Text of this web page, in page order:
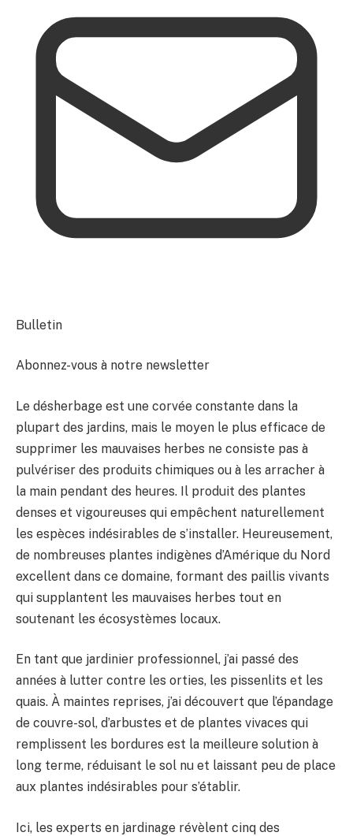
Bulletin
Abonnez-vous à notre newsletter
Le désherbage est une corvée constante dans la
plupart des jardins, mais le moyen le plus efficace de
supprimer les mauvaises herbes ne consiste pas à
pulvériser des produits chimiques ou à les arracher à
la main pendant des heures. Il produit des plantes
denses et vigoureuses qui empêchent naturellement
les espèces indésirables de s’installer. Heureusement,
de nombreuses plantes indigènes d’Amérique du Nord
excellent dans ce domaine, formant des paillis vivants
qui supplantent les mauvaises herbes tout en
soutenant les écosystèmes locaux.
En tant que jardinier professionnel, j’ai passé des
années à lutter contre les orties, les pissenlits et les
quais. À maintes reprises, j’ai découvert que l’épandage
de couvre-sol, d’arbustes et de plantes vivaces qui
remplissent les bordures est la meilleure solution à
long terme, réduisant le sol nu et laissant peu de place
aux plantes indésirables pour s’établir.
Ici, les experts en jardinage révèlent cinq des